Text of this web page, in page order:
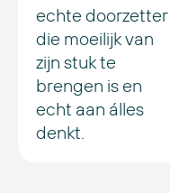
echte doorzetter
die moeilijk van
zijn stuk te
brengen is en
echt aan álles
denkt.